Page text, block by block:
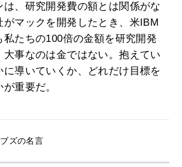
は、研究開発費の額とは関係がな
がマックを開発したとき、米IBM
私たちの100倍の金額を研究開発
大事なのは金ではない。抱えてい
に導いていくか、どれだけ目標を
重要だ。
ズの名言